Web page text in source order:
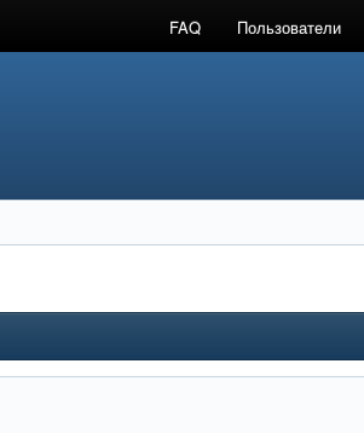
FAQ Пользователи